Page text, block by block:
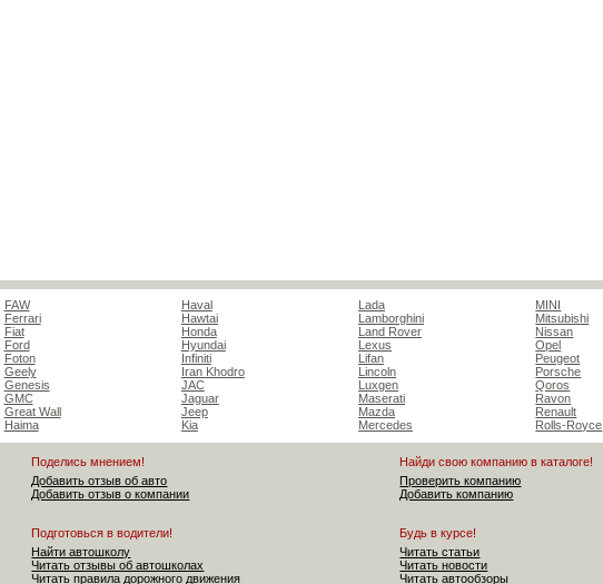
FAW
Ferrari
Fiat
Ford
Foton
Geely
Genesis
GMC
Great Wall
Haima
Haval
Hawtai
Honda
Hyundai
Infiniti
Iran Khodro
JAC
Jaguar
Jeep
Kia
Lada
Lamborghini
Land Rover
Lexus
Lifan
Lincoln
Luxgen
Maserati
Mazda
Mercedes
MINI
Mitsubishi
Nissan
Opel
Peugeot
Porsche
Qoros
Ravon
Renault
Rolls-Royce
Поделись мнением!
Добавить отзыв об авто
Добавить отзыв о компании
Найди свою компанию в каталоге!
Проверить компанию
Добавить компанию
Подготовься в водители!
Найти автошколу
Читать отзывы об автошколах
Читать правила дорожного движения
Будь в курсе!
Читать статьи
Читать новости
Читать автообзоры